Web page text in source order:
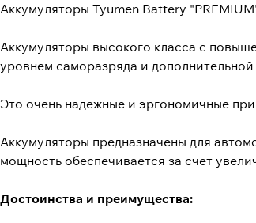
Аккумуляторы Tyumen Battery
Аккумуляторы высокого класса с
уровнем саморазряда и
Это очень надежные и эргономичные
Аккумуляторы предназначены для
мощность обеспечивается за счет
Достоинства и преимущества: